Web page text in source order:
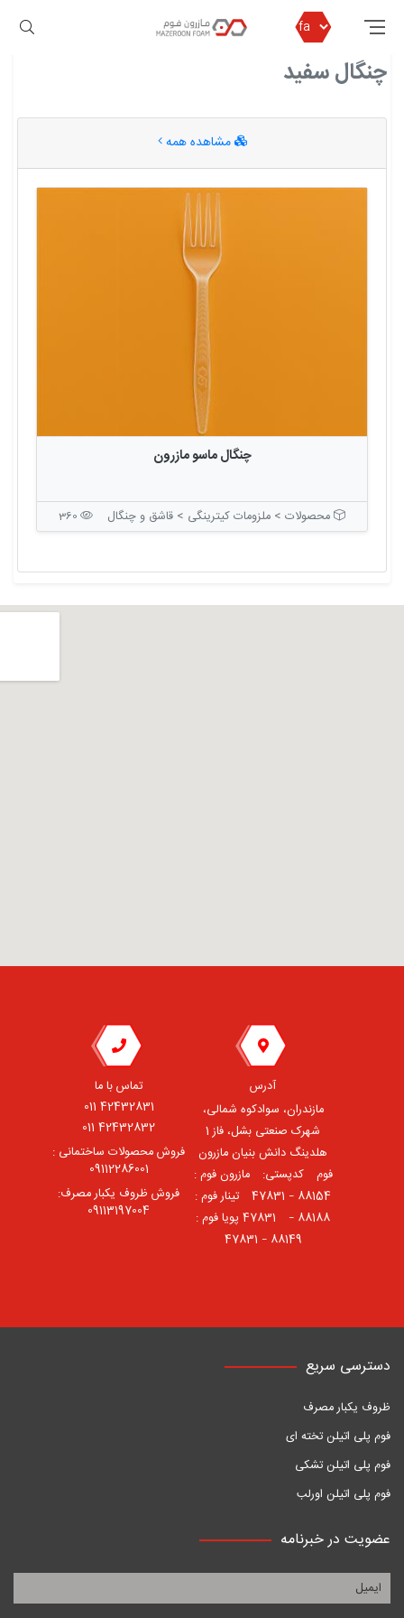
مازرون فوم چنگال سفید
چنگال سفید
مشاهده همه
چنگال ماسو مازرون
محصولات > ملزومات کیترینگی > قاشق و چنگال
آدرس
مازندران، سوادکوه شمالی،
شهرک صنعتی بشل، فاز 1
هلدینگ دانش بنیان مازرون
فوم ⠀کدپستی: ⠀مازرون فوم :
88154 – 47831 ⠀تینار فوم :
88188 – 47831⠀ پویا فوم :
88149 – 47831
تماس با ما
42432831 011
42432832 011
فروش محصولات ساختمانی :
09112286001
فروش ظروف یکبار مصرف:
09113197004
دسترسی سریع
ظروف یکبار مصرف
فوم پلی اتیلن تخته ای
فوم پلی اتیلن تشکی
فوم پلی اتیلن اورلب
عضویت در خبرنامه